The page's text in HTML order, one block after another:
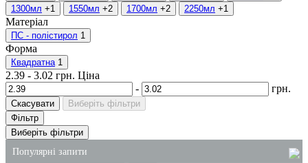
1300мл +1 1550мл +2 1700мл +2 2250мл +1
Матеріал
ПС - полістирол 1
Форма
Квадратна 1
2.39 - 3.02 грн. Ціна
-
грн.
Скасувати
Виберіть фільтри
Фільтр
Виберіть фільтри
Популярні запити